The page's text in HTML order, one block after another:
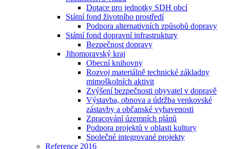
Dotace pro jednotky SDH obcí
Státní fond životního prostředí
Podpora alternativních způsobů dopravy
Státní fond dopravní infrastruktury
Bezpečnost dopravy
Jihomoravský kraj
Obecní knihovny
Rozvoj materiálně technické základny
mimoškolních aktivit
Zvýšení bezpečnosti obyvatel v dopravě
Výstavba, obnova a údržba venkovské
zástavby a občanské vybavenosti
Zpracování územních plánů
Podpora projektů v oblasti kultury
Společné integrované projekty
Reference 2016